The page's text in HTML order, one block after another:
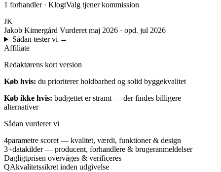
1 forhandler · KlogtValg tjener kommission
JK
Jakob Kimergård Vurderet maj 2026 · opd. jul 2026
Sådan tester vi →
Affiliate
Redaktørens kort version
Køb hvis: du prioriterer holdbarhed og solid byggekvalitet
Køb ikke hvis: budgettet er stramt — der findes billigere
alternativer
Sådan vurderer vi
4parametre scoret — kvalitet, værdi, funktioner & design
3+datakilder — producent, forhandlere & brugeranmeldelser
Dagligtprisen overvåges & verificeres
QAkvalitetssikret inden udgivelse